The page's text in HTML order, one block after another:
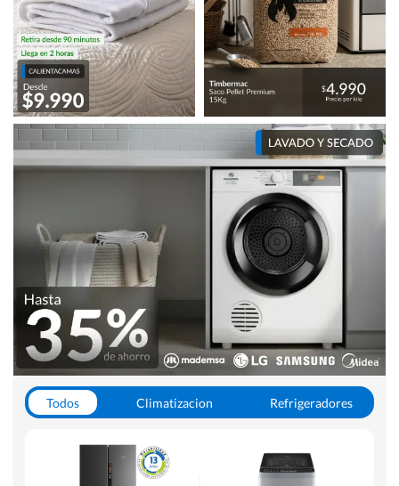
Todos Climatizacion
Refrigeradores
Hornos y Microondas